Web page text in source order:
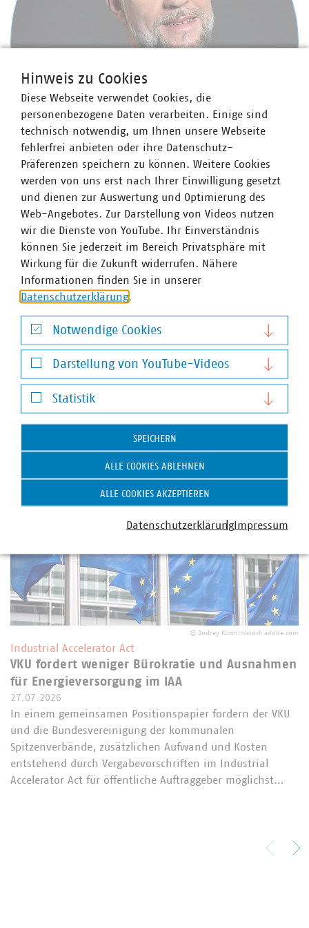
Andreas Seifert
Stellv. Abteilungsleiter Recht, Finanzen und Steuern
und Bereichsleiter Recht
+49 30 58580-132
seifert(at)vku(dot)de
Schlagworte
Haftungsrecht Kommunale Unternehmen
Weitere Artikel zum Recht
© Andrey Kuzmin/stock.adobe.com
Industrial Accelerator Act
VKU fordert weniger Bürokratie und Ausnahmen
für Energieversorgung im IAA
27.07.2026
In einem gemeinsamen Positionspapier fordern der VKU
und die Bundesvereinigung der kommunalen
Spitzenverbände, zusätzlichen Aufwand und Kosten
entstehend durch Vergabevorschriften im Industrial
Accelerator Act für öffentliche Auftraggeber möglichst…
Hinweis zu Cookies
Diese Webseite verwendet Cookies, die
personenbezogene Daten verarbeiten. Einige sind
technisch notwendig, um Ihnen unsere Webseite
fehlerfrei anbieten oder ihre Datenschutz-
Präferenzen speichern zu können. Weitere Cookies
werden von uns erst nach Ihrer Einwilligung gesetzt
und dienen zur Auswertung und Optimierung des
Web-Angebotes. Zur Darstellung von Videos nutzen
wir die Dienste von YouTube. Ihr Einverständnis
können Sie jederzeit im Bereich Privatsphäre mit
Wirkung für die Zukunft widerrufen. Nähere
Informationen finden Sie in unserer
Datenschutzerklärung
Notwendige Cookies
Notwendige Cookies
Darstellung von YouTube-Videos
Darstellung von YouTube-Videos
Statistik
Statistik
SPEICHERN
ALLE COOKIES ABLEHNEN
ALLE COOKIES AKZEPTIEREN
DatenschutzerklärungImpressum